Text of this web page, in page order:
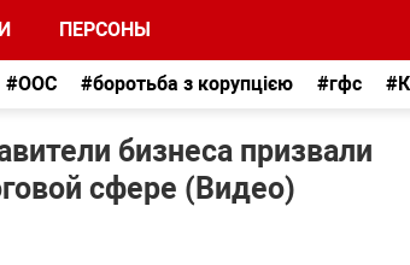
ПЕРСОНЫ
#ООС #боротьба з корупцією #гфс
бизнеса призвали
сфере (Видео)